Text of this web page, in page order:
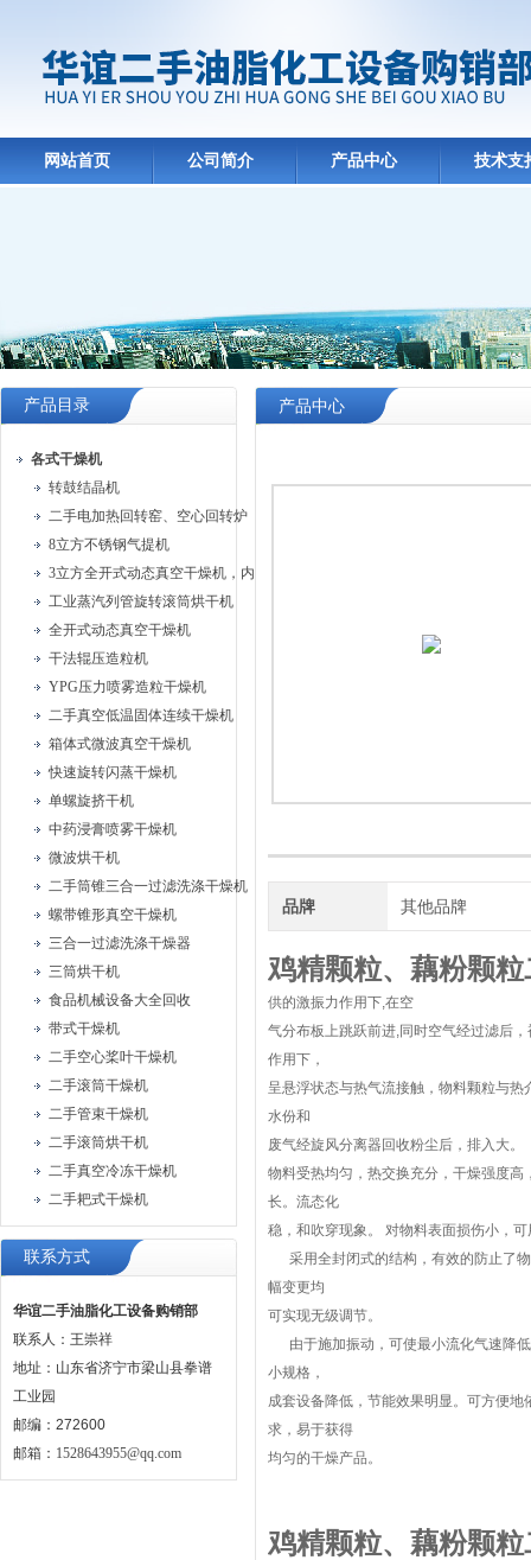
网站首页 公司简介 产品中心 技术支
产品目录
各式干燥机
转鼓结晶机
二手电加热回转窑、空心回转炉
8立方不锈钢气提机
3立方全开式动态真空干燥机，内部耙式搅拌
工业蒸汽列管旋转滚筒烘干机
全开式动态真空干燥机
干法辊压造粒机
YPG压力喷雾造粒干燥机
二手真空低温固体连续干燥机
箱体式微波真空干燥机
快速旋转闪蒸干燥机
单螺旋挤干机
中药浸膏喷雾干燥机
微波烘干机
二手筒锥三合一过滤洗涤干燥机
螺带锥形真空干燥机
三合一过滤洗涤干燥器
三筒烘干机
食品机械设备大全回收
带式干燥机
二手空心桨叶干燥机
二手滚筒干燥机
二手管束干燥机
二手滚筒烘干机
二手真空冷冻干燥机
二手耙式干燥机
联系方式
华谊二手油脂化工设备购销部
联系人：王崇祥
地址：山东省济宁市梁山县拳谱
工业园
邮编：272600
邮箱： 1528643955@qq.com
产品中心
品牌 其他品牌
鸡精颗粒、藕粉颗
供的激振力作用下,在空
气分布板上跳跃前进,同时空气经过滤后
作用下，
呈悬浮状态与热气流接触，物料颗粒与
水份和
废气经旋风分离器回收粉尘后，排入大。
物料受热均匀，热交换充分，干燥强度
长。流态化
稳，和吹穿现象。 对物料表面损伤小，
采用全封闭式的结构，有效的防止了物
幅变更均
可实现无级调节。
由于施加振动，可使最小流化气速降低
小规格，
成套设备降低，节能效果明显。可方便
求，易于获得
均匀的干燥产品。
鸡精颗粒、藕粉颗